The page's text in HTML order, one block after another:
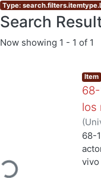
Type:
Search
Now showing 1 - 1 of 1
Loading...
Item
los
(
68-
vivo